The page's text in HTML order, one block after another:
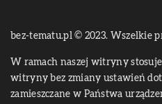
bez-tematu.pl © 2023. Wszelkie
W ramach naszej witryny
witryny bez zmiany ustawień dot.
zamieszczane w Państwa